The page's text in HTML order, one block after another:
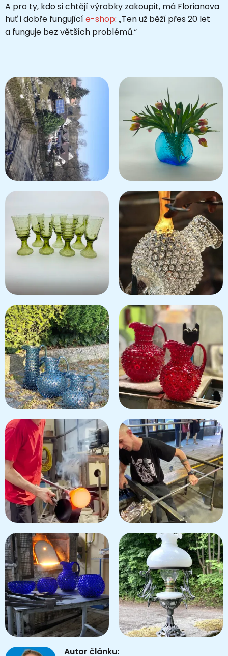
A pro ty, kdo si chtějí výrobky zakoupit, má Florianova
huť i dobře fungujícíe-shop: „Ten už běží přes 20 let
a funguje bez větších problémů.“
Autor článku: